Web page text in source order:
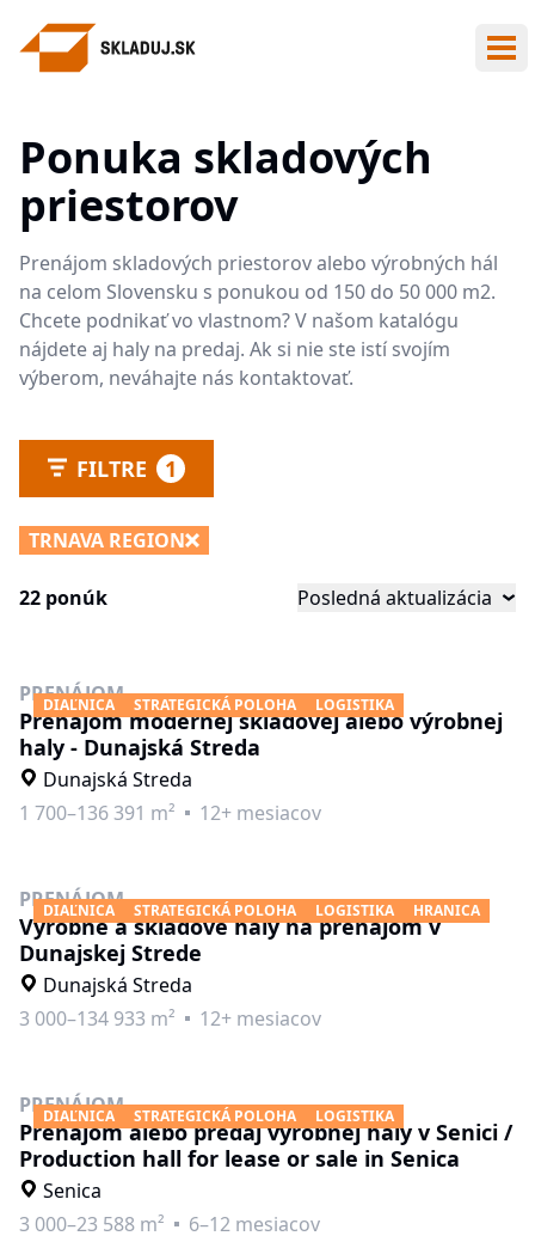
Ponuka skladových
priestorov
Prenájom skladových priestorov alebo výrobných hál
na celom Slovensku s ponukou od 150 do 50 000 m2.
Chcete podnikať vo vlastnom? V našom katalógu
nájdete aj haly na predaj. Ak si nie ste istí svojím
výberom, neváhajte nás kontaktovať.
FILTRE 1
TRNAVA REGION
22 ponúk Posledná aktualizácia
DIAĽNICA STRATEGICKÁ POLOHA LOGISTIKA
PRENÁJOM
Prenájom modernej skladovej alebo výrobnej
haly - Dunajská Streda
Dunajská Streda
1 700–136 391 m²
12+ mesiacov
DIAĽNICA STRATEGICKÁ POLOHA LOGISTIKA HRANICA
PRENÁJOM
Výrobné a skladové haly na prenájom v
Dunajskej Strede
Dunajská Streda
3 000–134 933 m²
12+ mesiacov
DIAĽNICA STRATEGICKÁ POLOHA LOGISTIKA
PRENÁJOM
Prenájom alebo predaj výrobnej haly v Senici /
Production hall for lease or sale in Senica
Senica
3 000–23 588 m²
6–12 mesiacov